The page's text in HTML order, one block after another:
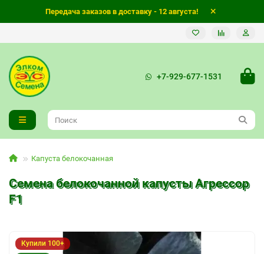
Передача заказов в доставку - 12 августа!
+7-929-677-1531
Капуста белокочанная
Семена белокочанной капусты Агрессор
F1
Купили 100+